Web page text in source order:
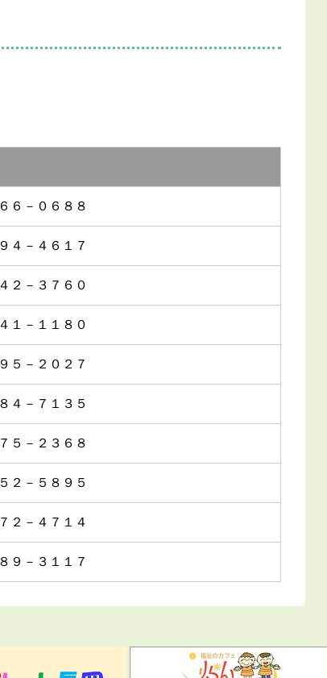
６－０６８８
４－４６１７
２－３７６０
１－１１８０
５－２０２７
４－７１３５
５－２３６８
２－５８９５
２－４７１４
９－３１１７